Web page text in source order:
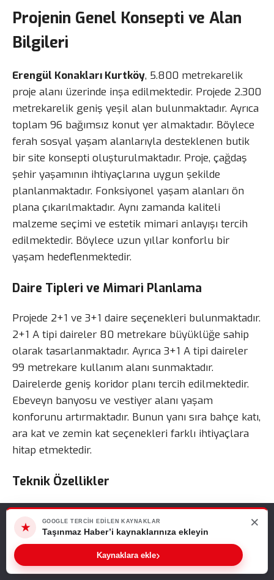
Projenin Genel Konsepti ve Alan
Bilgileri
Erengül Konakları Kurtköy, 5.800 metrekarelik
proje alanı üzerinde inşa edilmektedir. Projede 2.300
metrekarelik geniş yeşil alan bulunmaktadır. Ayrıca
toplam 96 bağımsız konut yer almaktadır. Böylece
ferah sosyal yaşam alanlarıyla desteklenen butik
bir site konsepti oluşturulmaktadır. Proje, çağdaş
şehir yaşamının ihtiyaçlarına uygun şekilde
planlanmaktadır. Fonksiyonel yaşam alanları ön
plana çıkarılmaktadır. Aynı zamanda kaliteli
malzeme seçimi ve estetik mimari anlayışı tercih
edilmektedir. Böylece uzun yıllar konforlu bir
yaşam hedeflenmektedir.
Daire Tipleri ve Mimari Planlama
Projede 2+1 ve 3+1 daire seçenekleri bulunmaktadır.
2+1 A tipi daireler 80 metrekare büyüklüğe sahip
olarak tasarlanmaktadır. Ayrıca 3+1 A tipi daireler
99 metrekare kullanım alanı sunmaktadır.
Dairelerde geniş koridor planı tercih edilmektedir.
Ebeveyn banyosu ve vestiyer alanı yaşam
konforunu artırmaktadır. Bunun yanı sıra bahçe katı,
ara kat ve zemin kat seçenekleri farklı ihtiyaçlara
hitap etmektedir.
Teknik Özellikler
Dairelerde çelik kapı sistemi kullanılmaktadır.
Ayrıca PVC doğrama uygulamaları tercih
edilmektedir. Seramik ve parke zemin birlikte
kullanılmaktadır. Böylece estetik ve dayanıklı
yaşam alanları oluşturulmaktadır. Mutfaklarda
Web sitemizde size en iyi deneyimi sunabilmemiz için çerezleri
kullanıyoruz. Bu siteyi kullanmaya devam ederseniz, bunu kabul
ettiğinizi varsayarız.
Tamam
★
GOOGLE TERCIH EDILEN KAYNAKLAR
Taşınmaz Haber’i kaynaklarınıza ekleyin
Kaynaklara ekle›
×